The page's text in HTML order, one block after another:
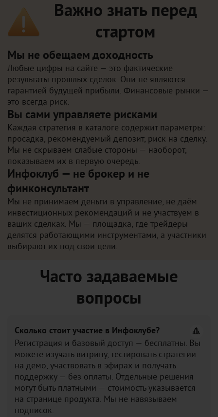
Важно знать перед
стартом
Мы не обещаем доходность
Любые цифры на сайте — это фактические
результаты прошлых сделок. Они не являются
гарантией будущей прибыли. Финансовые рынки —
это всегда риск.
Вы сами управляете рисками
Каждая стратегия в каталоге содержит параметры:
просадка, рекомендуемый депозит, риск на сделку.
Мы не скрываем слабые стороны — наоборот,
показываем их в первую очередь.
Инфоклуб — не брокер и не
финконсультант
Мы не принимаем деньги в управление, не даём
инвестиционных рекомендаций и не участвуем в
ваших сделках. Мы — площадка, где трейдеры
делятся работающими инструментами, а участники
выбирают их под свои цели.
Часто задаваемые
вопросы
Сколько стоит участие в Инфоклубе?
Регистрация и базовый доступ — бесплатны. Вы
можете изучать витрину, тестировать стратегии
на демо, участвовать в эфирах и получать
поддержку — без оплаты. Отдельные решения
могут быть платными — стоимость указывается
на странице продукта. Мы не навязываем
подписок.